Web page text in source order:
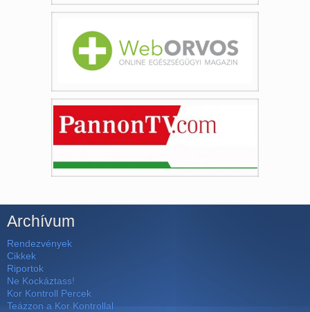
Archívum
Rendezvények
Cikkek
Riportok
Ne Kockáztass!
Kor Kontroll Percek
Teázzon a Kor Kontrollal